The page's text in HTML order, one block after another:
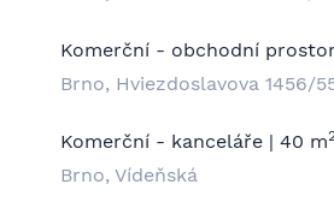
Komerční - obchodní
Brno, Hviezdoslavova 1456/
Komerční - kanceláře | 40 m
Brno, Vídeňská